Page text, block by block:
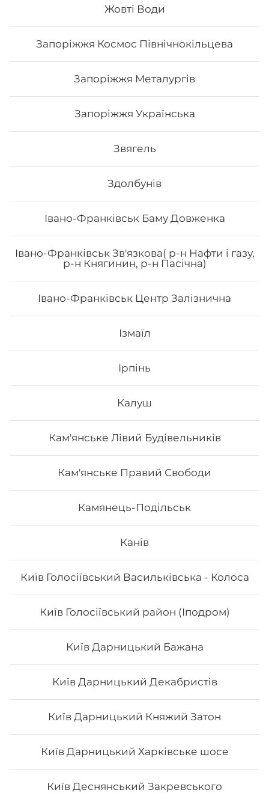
Жовті Води
Запоріжжя Космос Північнокільцева
Запоріжжя Металургів
Запоріжжя Українська
Звягель
Здолбунів
Івано-Франківськ Баму Довженка
Івано-Франківськ Зв'язкова( р-н Нафти і газу,
р-н Княгинин, р-н Пасічна)
Івано-Франківськ Центр Залізнична
Ізмаїл
Ірпінь
Калуш
Кам'янське Лівий Будівельників
Кам'янське Правий Свободи
Камянець-Подільськ
Канів
Київ Голосіївський Васильківська - Колоса
Київ Голосіївський район (Іподром)
Київ Дарницький Бажана
Київ Дарницький Декабристів
Київ Дарницький Княжий Затон
Київ Дарницький Харківське шосе
Київ Деснянський Закревського
Авокадо рол з лососем
Вага: 300 г Склад: норі, рис, авокадо, лосось, огірок,
унагі соуc, сир філа
202₴ Хочу
унагі соус або шрірача (гострий соус), сир
філадельфія, ікра тобіко
245₴ Хочу